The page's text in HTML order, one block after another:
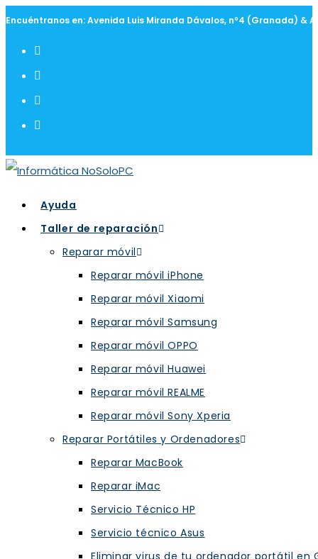
Encuéntranos en: Avenida Luis Miranda Dávalos, nº4 (Granada) &
Ayuda
Taller de reparación
Reparar móvil
Reparar móvil iPhone
Reparar móvil Xiaomi
Reparar móvil Samsung
Reparar móvil OPPO
Reparar móvil Huawei
Reparar móvil REALME
Reparar móvil Sony Xperia
Reparar Portátiles y Ordenadores
Reparar MacBook
Reparar iMac
Servicio Técnico HP
Servicio técnico Asus
Eliminar virus de tu ordenador portátil en